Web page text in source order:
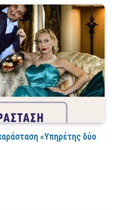
«Υπηρέτης δύο